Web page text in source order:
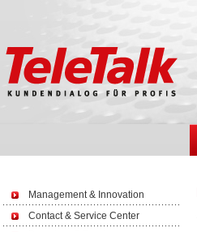
Management & Innovation
Contact & Service Center